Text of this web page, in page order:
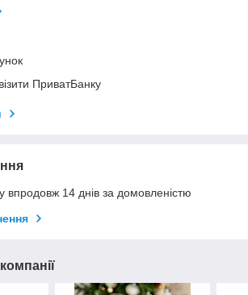
ПриватБанку
впродовж 14 днів за домовленістю